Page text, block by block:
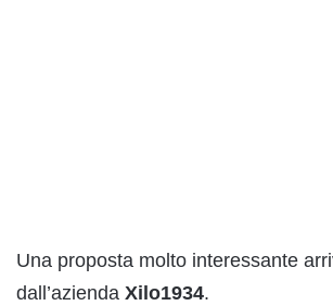
Una proposta molto interessante
dall’azienda Xilo1934.